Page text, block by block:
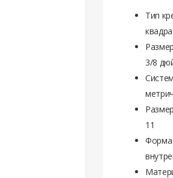
Тип
3/8
11
Форма